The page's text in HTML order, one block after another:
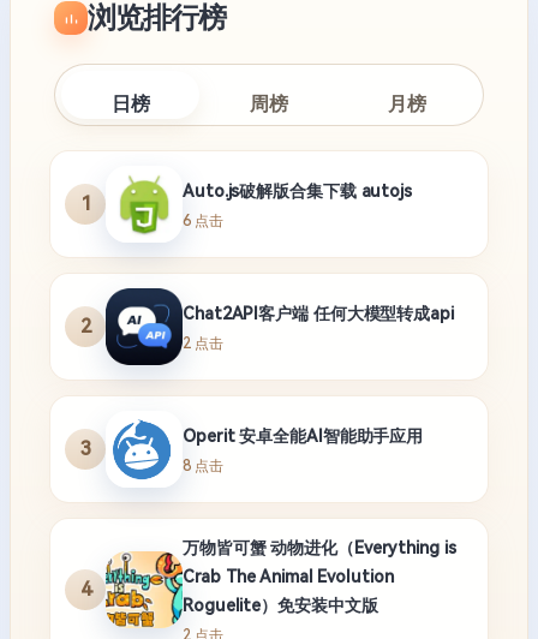
浏览排行榜
日榜 周榜 月榜
1
Auto.js破解版合集下载 autojs
6 点击
2
Chat2API客户端 任何大模型转成api
2 点击
3
Operit 安卓全能AI智能助手应用
8 点击
4
万物皆可蟹 动物进化（Everything is
Crab The Animal Evolution
Roguelite）免安装中文版
2 点击